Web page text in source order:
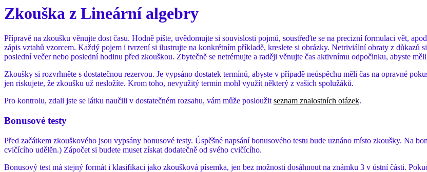
Zkouška z Lineární algebry
Přípravě na zkoušku věnujte dost času. Hodně pište, uvědomujte si souvislosti pojmů, soustřeďte se na precizní formulaci vět,
zápis vztahů vzorcem. Každý pojem i tvrzení si ilustrujte na konkrétním příkladě, kreslete si obrázky. Netriviální obraty z důkazů
poslední večer nebo poslední hodinu před zkouškou. Zbytečně se netrémujte a raději věnujte čas aktivnímu odpočinku, abyste
Zkoušky si rozvrhněte s dostatečnou rezervou. Je vypsáno dostatek termínů, abyste v případě neúspěchu měli čas na opravné
jen riskujete, že zkoušku už nesložíte. Krom toho, nevyužitý termin mohl využít některý z vašich spolužáků.
Pro kontrolu, zdali jste se látku naučili v dostatečném rozsahu, vám může posloužitseznam znalostních otázek.
Bonusové testy
Před začátkem zkouškového jsou vypsány bonusové testy. Úspěšné napsání bonusového testu bude uznáno místo zkoušky. Na
cvičícího udělěn.) Zápočet si budete muset získat dodatečně od svého cvičícího.
Bonusový test má stejný formát i klasifikaci jako zkoušková písemka, jen bez možnosti dosáhnout na známku 3 v ústní části.